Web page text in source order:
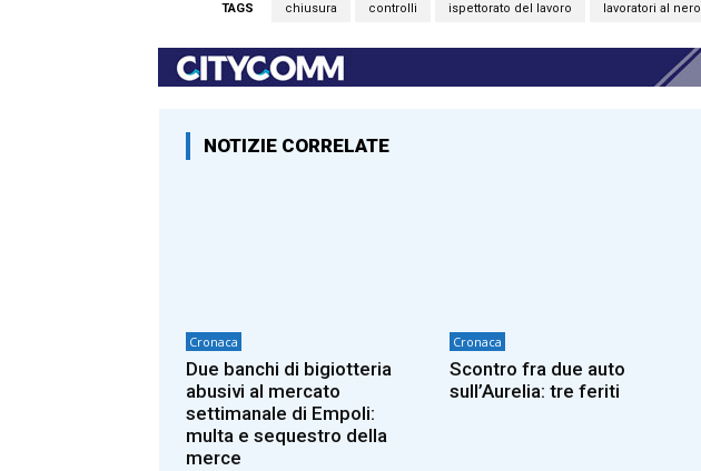
TAGS chiusura controlli ispettorato del lavoro lavoratori al nero
NOTIZIE CORRELATE
Cronaca
Due banchi di bigiotteria
abusivi al mercato
settimanale di Empoli:
multa e sequestro della
merce
Cronaca
Scontro fra due auto
sull’Aurelia: tre feriti